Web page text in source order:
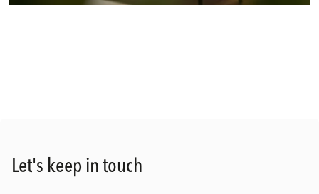
Let's keep in touch